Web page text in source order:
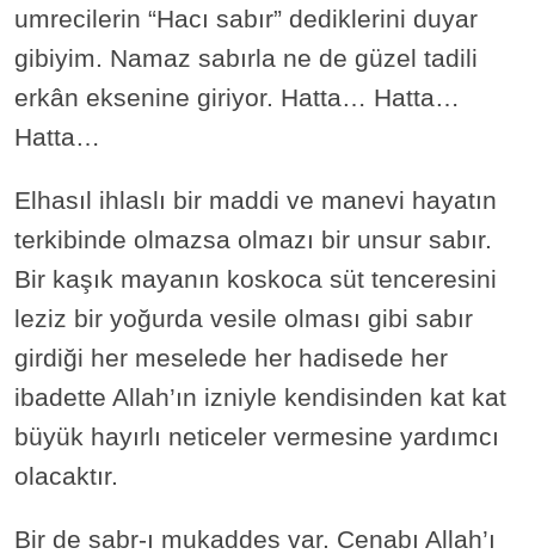
umrecilerin “Hacı sabır” dediklerini duyar
gibiyim. Namaz sabırla ne de güzel tadili
erkân eksenine giriyor. Hatta… Hatta…
Hatta…
Elhasıl ihlaslı bir maddi ve manevi hayatın
terkibinde olmazsa olmazı bir unsur sabır.
Bir kaşık mayanın koskoca süt tenceresini
leziz bir yoğurda vesile olması gibi sabır
girdiği her meselede her hadisede her
ibadette Allah’ın izniyle kendisinden kat kat
büyük hayırlı neticeler vermesine yardımcı
olacaktır.
Bir de sabr-ı mukaddes var. Cenabı Allah’ı